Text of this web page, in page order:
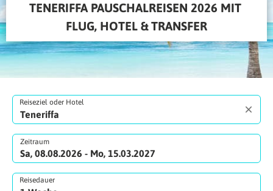
TENERIFFA PAUSCHALREISEN 2026 MIT
FLUG, HOTEL & TRANSFER
Reiseziel oder Hotel
Zeitraum
Sa, 08.08.2026 - Mo, 15.03.2027
Reisedauer